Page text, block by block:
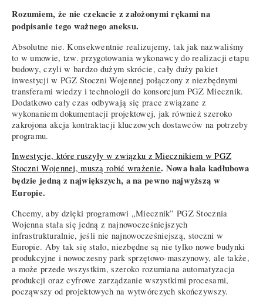
Rozumiem, że nie czekacie z założonymi rękami na
podpisanie tego ważnego aneksu.
Absolutne nie. Konsekwentnie realizujemy, tak jak nazwaliśmy
to w umowie, tzw. przygotowania wykonawcy do realizacji etapu
budowy, czyli w bardzo dużym skrócie, cały duży pakiet
inwestycji w PGZ Stoczni Wojennej połączony z niezbędnymi
transferami wiedzy i technologii do konsorcjum PGZ Miecznik.
Dodatkowo cały czas odbywają się prace związane z
wykonaniem dokumentacji projektowej, jak również szeroko
zakrojona akcja kontraktacji kluczowych dostawców na potrzeby
programu.
Inwestycje, które ruszyły w związku z Miecznikiem w PGZ
Stoczni Wojennej, muszą robić wrażenie. Nowa hala kadłubowa
będzie jedną z największych, a na pewno najwyższą w
Europie.
Chcemy, aby dzięki programowi „Miecznik” PGZ Stocznia
Wojenna stała się jedną z najnowocześniejszych
infrastrukturalnie, jeśli nie najnowocześniejszą, stoczni w
Europie. Aby tak się stało, niezbędne są nie tylko nowe budynki
produkcyjne i nowoczesny park sprzętowo-maszynowy, ale także,
a może przede wszystkim, szeroko rozumiana automatyzacja
produkcji oraz cyfrowe zarządzanie wszystkimi procesami,
począwszy od projektowych na wytwórczych skończywszy.